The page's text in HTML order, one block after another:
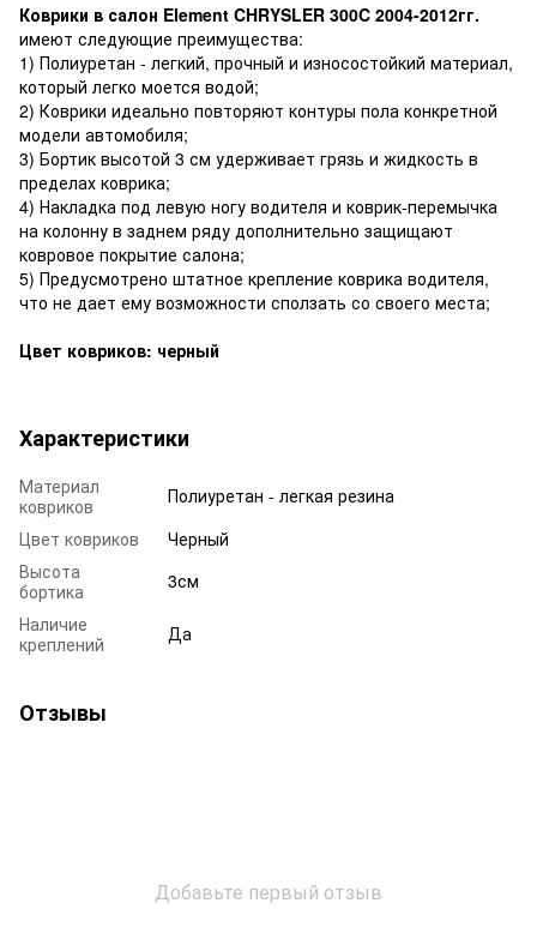
Коврики в салон Element CHRYSLER 300C 2004-2012гг.
имеют следующие преимущества:
1) Полиуретан - легкий, прочный и износостойкий материал,
который легко моется водой;
2) Коврики идеально повторяют контуры пола конкретной
модели автомобиля;
3) Бортик высотой 3 см удерживает грязь и жидкость в
пределах коврика;
4) Накладка под левую ногу водителя и коврик-перемычка
на колонну в заднем ряду дополнительно защищают
ковровое покрытие салона;
5) Предусмотрено штатное крепление коврика водителя,
что не дает ему возможности сползать со своего места;
Цвет ковриков: черный
Характеристики
Материал
ковриков
Полиуретан - легкая резина
Цвет ковриков
Черный
Высота
бортика
3см
Наличие
креплений
Да
Отзывы
Добавьте первый отзыв